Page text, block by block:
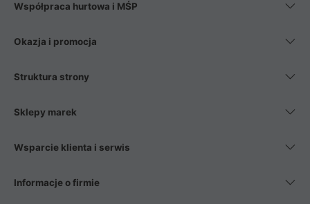
Współpraca hurtowa i MŚP
Okazja i promocja
Struktura strony
Sklepy marek
Wsparcie klienta i serwis
Informacje o firmie